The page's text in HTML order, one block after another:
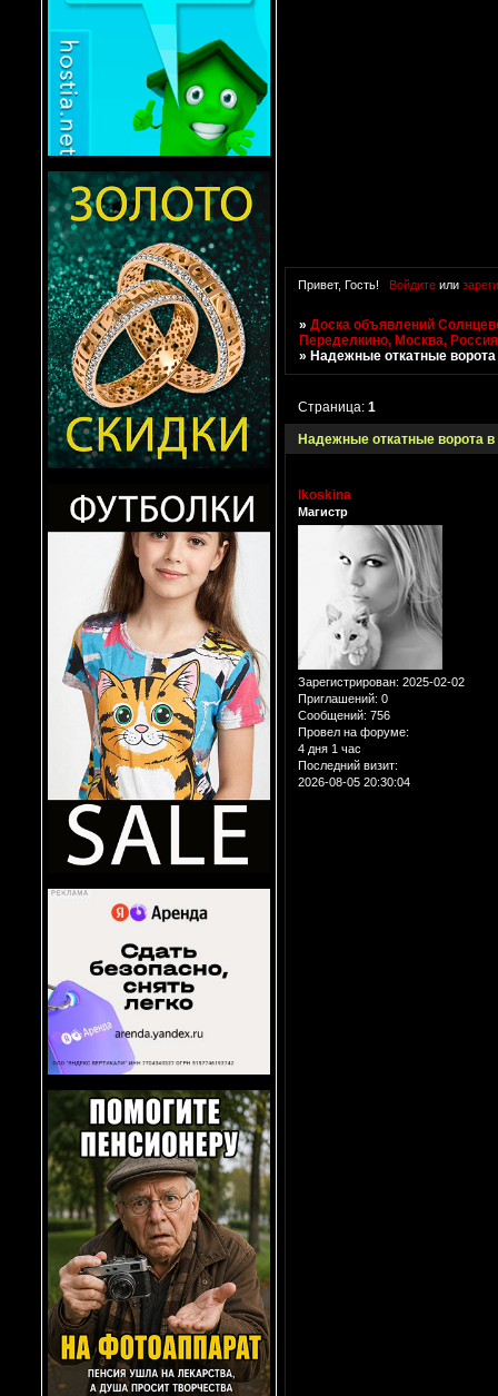
Привет, Гость! Войдитеили
»Доска объявлений
Переделкино, Москва, Россия
»Надежные откатные
Надежные откатные ворота
Страница:1
lkoskina
Магистр
Зарегистрирован: 2025-02-02
Приглашений: 0
Сообщений: 756
Провел на форуме:
4 дня 1 час
Последний визит:
2026-08-05 20:30:04